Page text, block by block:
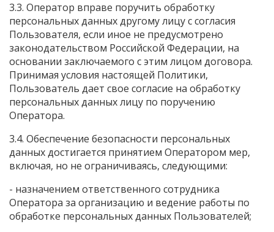
3.3. Оператор вправе поручить обработку
персональных данных другому лицу с согласия
Пользователя, если иное не предусмотрено
законодательством Российской Федерации, на
основании заключаемого с этим лицом договора.
Принимая условия настоящей Политики,
Пользователь дает свое согласие на обработку
персональных данных лицу по поручению
Оператора.
3.4. Обеспечение безопасности персональных
данных достигается принятием Оператором мер,
включая, но не ограничиваясь, следующими:
- назначением ответственного сотрудника
Оператора за организацию и ведение работы по
обработке персональных данных Пользователей;